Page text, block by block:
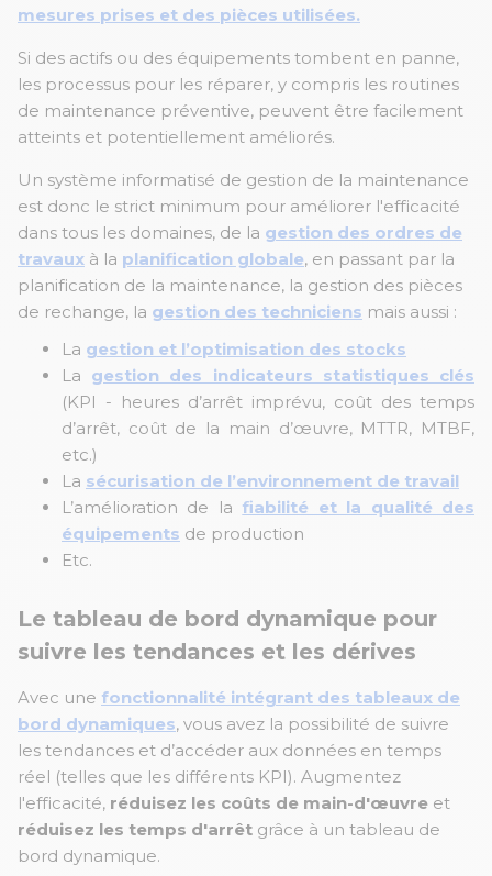
mesures prises et des pièces utilisées.
Si des actifs ou des équipements tombent en panne,
les processus pour les réparer, y compris les routines
de maintenance préventive, peuvent être facilement
atteints et potentiellement améliorés.
Un système informatisé de gestion de la maintenance
est donc le strict minimum pour améliorer l'efficacité
dans tous les domaines, de la gestion des ordres de
travaux à la planification globale, en passant par la
planification de la maintenance, la gestion des pièces
de rechange, la gestion des techniciens mais aussi :
La gestion et l’optimisation des stocks
La gestion des indicateurs statistiques clés
(KPI - heures d’arrêt imprévu, coût des temps
d’arrêt, coût de la main d’œuvre, MTTR, MTBF,
etc.)
La sécurisation de l’environnement de travail
L’amélioration de la fiabilité et la qualité des
équipements de production
Etc.
Le tableau de bord dynamique pour
suivre les tendances et les dérives
Avec une fonctionnalité intégrant des tableaux de
bord dynamiques, vous avez la possibilité de suivre
les tendances et d’accéder aux données en temps
réel (telles que les différents KPI). Augmentez
l'efficacité, réduisez les coûts de main-d'œuvre et
réduisez les temps d'arrêt grâce à un tableau de
bord dynamique.